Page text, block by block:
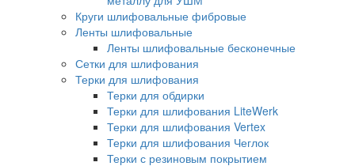
Круги шлифовальные фибровые
Ленты шлифовальные
Ленты шлифовальные бесконечные
Сетки для шлифования
Терки для шлифования
Терки для обдирки
Терки для шлифования LiteWerk
Терки для шлифования Vertex
Терки для шлифования Чеглок
Терки с резиновым покрытием